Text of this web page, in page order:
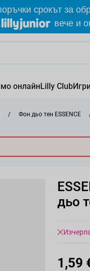
срокът за
вече и
онлайнLilly ClubИгри
/ Фон дьо тен ESSENCE
дьо
1,59